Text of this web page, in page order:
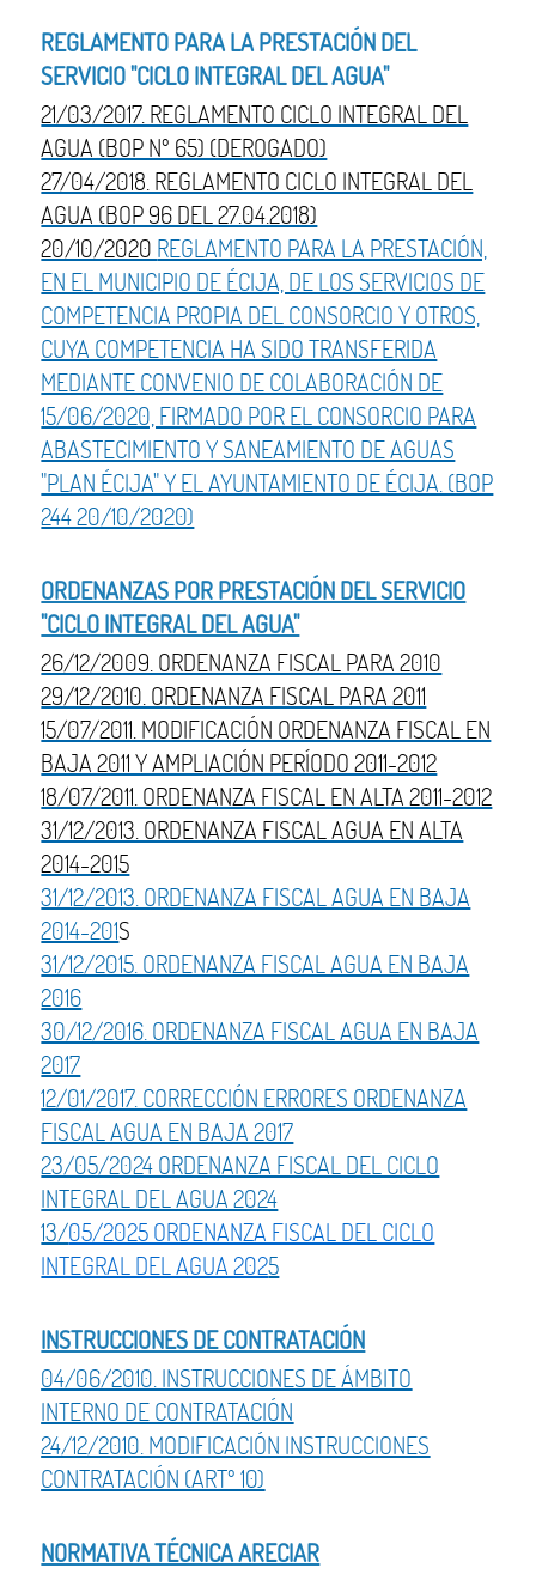
REGLAMENTO PARA LA PRESTACIÓN DEL
SERVICIO "CICLO INTEGRAL DEL AGUA"
21/03/2017. REGLAMENTO CICLO INTEGRAL DEL
AGUA (BOP Nº 65) (DEROGADO)
27/04/2018. REGLAMENTO CICLO INTEGRAL DEL
AGUA (BOP 96 DEL 27.04.2018)
20/10/2020 REGLAMENTO PARA LA PRESTACIÓN,
EN EL MUNICIPIO DE ÉCIJA, DE LOS SERVICIOS DE
COMPETENCIA PROPIA DEL CONSORCIO Y OTROS,
CUYA COMPETENCIA HA SIDO TRANSFERIDA
MEDIANTE CONVENIO DE COLABORACIÓN DE
15/06/2020, FIRMADO POR EL CONSORCIO PARA
ABASTECIMIENTO Y SANEAMIENTO DE AGUAS
"PLAN ÉCIJA" Y EL AYUNTAMIENTO DE ÉCIJA. (BOP
244 20/10/2020)
ORDENANZAS POR PRESTACIÓN DEL SERVICIO
"CICLO INTEGRAL DEL AGUA"
26/12/2009. ORDENANZA FISCAL PARA 2010
29/12/2010. ORDENANZA FISCAL PARA 2011
15/07/2011. MODIFICACIÓN ORDENANZA FISCAL EN
BAJA 2011 Y AMPLIACIÓN PERÍODO 2011-2012
18/07/2011. ORDENANZA FISCAL EN ALTA 2011-2012
31/12/2013. ORDENANZA FISCAL AGUA EN ALTA
2014-2015
31/12/2013. ORDENANZA FISCAL AGUA EN BAJA
2014-201S
31/12/2015. ORDENANZA FISCAL AGUA EN BAJA
2016
30/12/2016. ORDENANZA FISCAL AGUA EN BAJA
2017
12/01/2017. CORRECCIÓN ERRORES ORDENANZA
FISCAL AGUA EN BAJA 2017
23/05/2024 ORDENANZA FISCAL DEL CICLO
INTEGRAL DEL AGUA 2024
13/05/2025 ORDENANZA FISCAL DEL CICLO
INTEGRAL DEL AGUA 2025
INSTRUCCIONES DE CONTRATACIÓN
04/06/2010. INSTRUCCIONES DE ÁMBITO
INTERNO DE CONTRATACIÓN
24/12/2010. MODIFICACIÓN INSTRUCCIONES
CONTRATACIÓN (ARTº 10)
NORMATIVA TÉCNICA ARECIAR